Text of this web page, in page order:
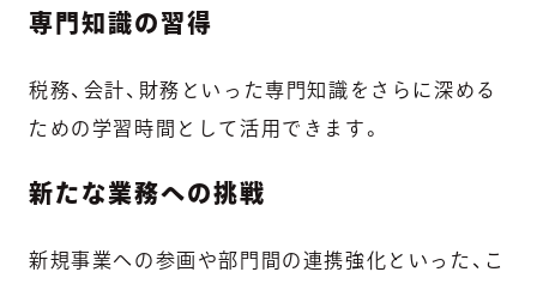
専門知識の習得
税務、会計、財務といった専門知識をさらに深める
ための学習時間として活用できます。
新たな業務への挑戦
新規事業への参画や部門間の連携強化といった、こ